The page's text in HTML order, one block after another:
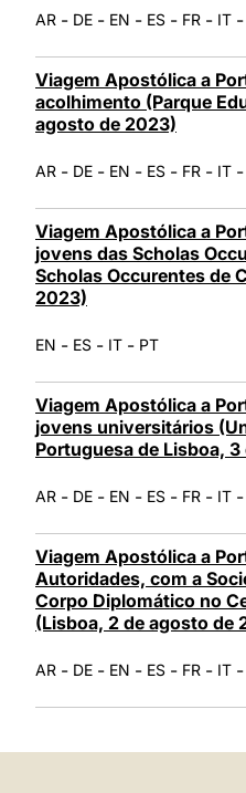
AR - DE - EN - ES - FR - IT -
Viagem Apostólica a
acolhimento (Parque
agosto de 2023)
AR - DE - EN - ES - FR - IT -
Viagem Apostólica a
jovens das Scholas
Scholas Occurentes de
2023)
EN - ES - IT - PT
Viagem Apostólica a
jovens universitários
Portuguesa de Lisboa,
AR - DE - EN - ES - FR - IT -
Viagem Apostólica a
Autoridades, com a
Corpo Diplomático no
(Lisboa, 2 de agosto de
AR - DE - EN - ES - FR - IT -